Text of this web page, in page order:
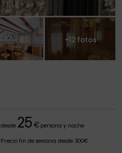
+12 fotos
desde 25 €persona y noche
Precio fin de semana desde 300€